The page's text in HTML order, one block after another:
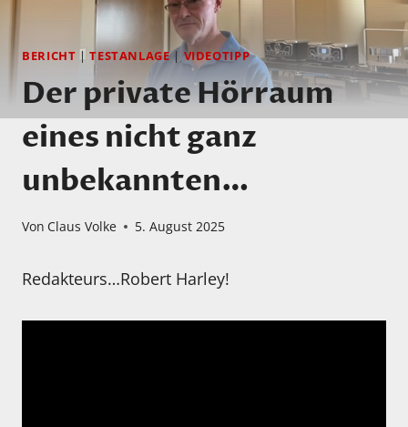
BERICHT |TESTANLAGE|VIDEOTIPP
Der private Hörraum
eines nicht ganz
unbekannten…
Von Claus Volke 5. August 2025
Redakteurs…Robert Harley!